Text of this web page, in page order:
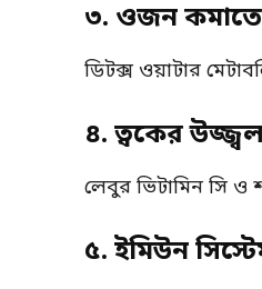
৩. ওজন কমাতে
ডিটক্স ওয়াটার
৪. ত্বকের
লেবুর ভিটামিন সি ও
৫. ইমিউন